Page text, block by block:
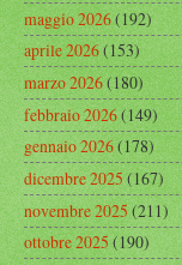
maggio 2026(192)
aprile 2026(153)
marzo 2026(180)
febbraio 2026(149)
gennaio 2026(178)
dicembre 2025(167)
novembre 2025(211)
ottobre 2025(190)